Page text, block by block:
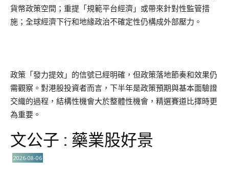
貨幣政策空間；重提「規範平台經濟」或帶來針對性監管措
施；全球經濟下行和地緣政治不確定性仍構成外部壓力。
政策「發力提效」的信號已經明確，但政策落地節奏和效果仍
需觀察。對港股投資者而言，下半年是政策預期與基本面驗證
交織的過程，結構性機會大於整體性機會，精選賽道比擇時更
為重要。
文公子 : 藥業股好景
2026-08-06